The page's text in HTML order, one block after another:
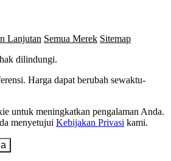
Lanjutan Semua Merek Sitemap
dilindungi.
Harga dapat berubah sewaktu-
untuk meningkatkan pengalaman Anda.
menyetujui Kebijakan Privasi kami.